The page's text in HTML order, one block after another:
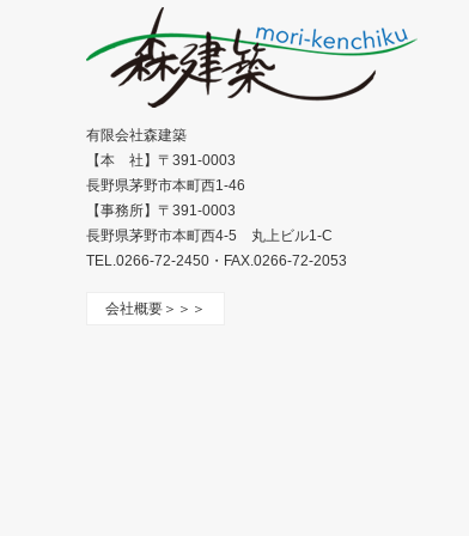
有限会社森建築
【本 社】〒391-0003
長野県茅野市本町西1-46
【事務所】〒391-0003
長野県茅野市本町西4-5 丸上ビル1-C
TEL.0266-72-2450・FAX.0266-72-2053
会社概要＞＞＞